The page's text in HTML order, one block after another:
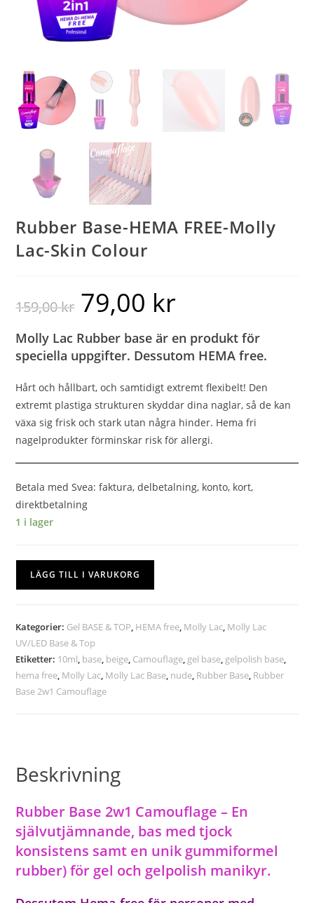
Rubber Base-HEMA FREE-Molly
Lac-Skin Colour
159,00kr 79,00 kr
Molly Lac Rubber base är en produkt för
speciella uppgifter. Dessutom HEMA free.
Hårt och hållbart, och samtidigt extremt flexibelt! Den
extremt plastiga strukturen skyddar dina naglar, så de kan
växa sig frisk och stark utan några hinder. Hema fri
nagelprodukter förminskar risk för allergi.
Betala med Svea: faktura, delbetalning, konto, kort,
direktbetalning
1 i lager
LÄGG TILL I VARUKORG
Kategorier: Gel BASE & TOP HEMA free Molly Lac Molly Lac
UV/LED Base & Top
Etiketter: 10ml base beige Camouflage gel base gelpolish base
hema free Molly Lac Molly Lac Base nude Rubber Base Rubber
Base 2w1 Camouflage
Beskrivning
Rubber Base 2w1 Camouflage – En
självutjämnande, bas med tjock
konsistens samt en unik gummiformel
rubber) för gel och gelpolish manikyr.